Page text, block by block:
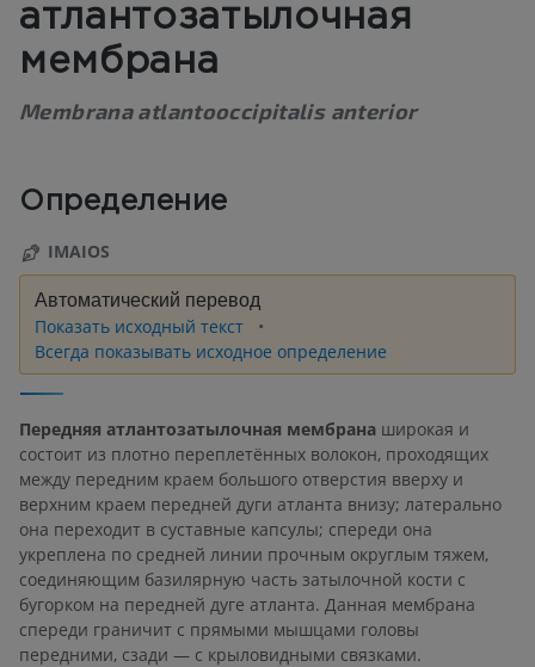
атлантозатылочная
мембрана
Membrana atlantooccipitalis anterior
Определение
IMAIOS
Автоматический перевод
Показать исходный текст
Всегда показывать исходное определение
Передняя атлантозатылочная мембрана широкая и
состоит из плотно переплетённых волокон, проходящих
между передним краем большого отверстия вверху и
верхним краем передней дуги атланта внизу; латерально
она переходит в суставные капсулы; спереди она
укреплена по средней линии прочным округлым тяжем,
соединяющим базилярную часть затылочной кости с
бугорком на передней дуге атланта. Данная мембрана
спереди граничит с прямыми мышцами головы
передними, сзади — с крыловидными связками.